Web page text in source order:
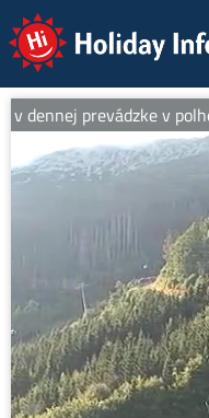
Holiday Info
dennej prevádzke v